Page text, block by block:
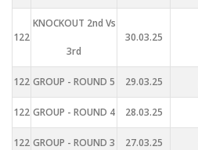
122
KNOCKOUT 2nd Vs
3rd
30.03.25
122 GROUP - ROUND 5 29.03.25
122 GROUP - ROUND 4 28.03.25
122 GROUP - ROUND 3 27.03.25